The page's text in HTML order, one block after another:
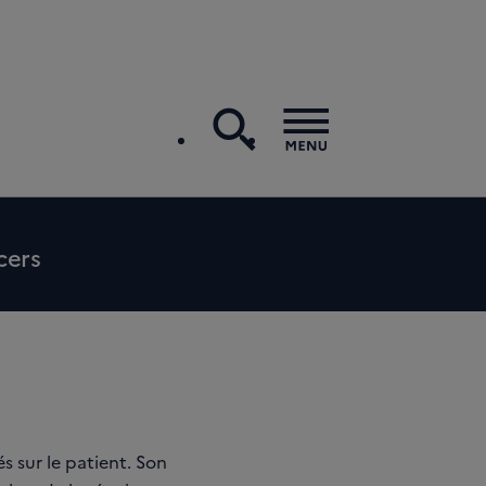
recherche
Menu
sur le patient. Son